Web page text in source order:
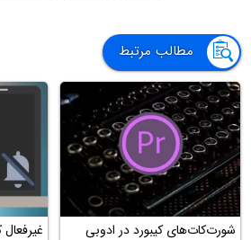
مطالب مرتبط
شورت‌کات‌های کیبورد در ادوبی